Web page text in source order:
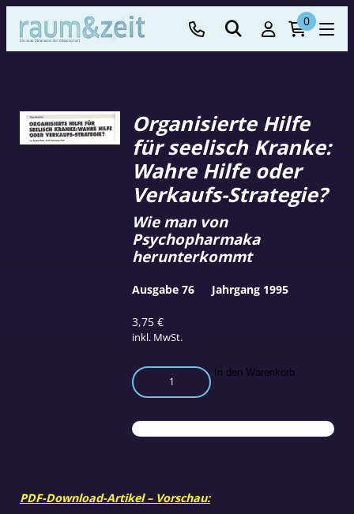
0
Organisierte Hilfe
für seelisch Kranke:
Wahre Hilfe oder
Verkaufs-Strategie?
3,75€
inkl. MwSt.
Wie man von
Psychopharmaka
herunterkommt
Organisierte
Hilfe
seelisch
Kranke:
Verkaufs-
In den Warenkorb
Ausgabe 76 Jahrgang 1995
PDF-Download-Artikel – Vorschau: